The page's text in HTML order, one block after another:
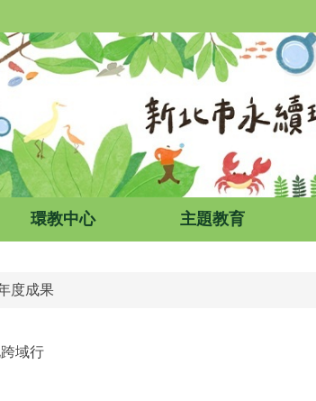
環教中心 主題教育
度成果
域行